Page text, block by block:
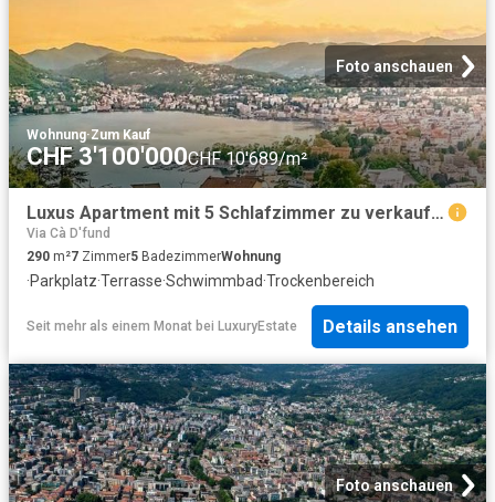
Foto anschauen
Wohnung·Zum Kauf
CHF 3'100'000CHF 10'689/m²
Luxus Apartment mit 5 Schlafzimmer zu verkaufen in Viganello, Tessin
Via Cà D'fund
290 m²7 Zimmer5 BadezimmerWohnung
·Parkplatz·Terrasse·Schwimmbad·Trockenbereich
Seit mehr als einem Monat bei LuxuryEstate Details ansehen
Foto anschauen